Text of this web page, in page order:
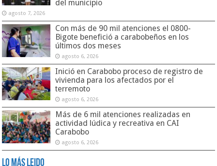
del municipio
agosto 7, 2026
Con más de 90 mil atenciones el 0800-
Bigote benefició a carabobeños en los
últimos dos meses
agosto 6, 2026
Inició en Carabobo proceso de registro de
vivienda para los afectados por el
terremoto
agosto 6, 2026
Más de 6 mil atenciones realizadas en
actividad lúdica y recreativa en CAI
Carabobo
agosto 6, 2026
Lo Más Leido